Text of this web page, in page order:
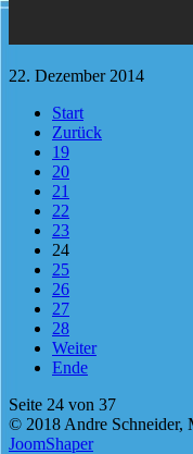
22. Dezember 2014
Start
Zurück
19
20
21
22
23
24
25
26
27
28
Weiter
Ende
Seite 24 von 37
© 2018 Andre Schneider,
JoomShaper